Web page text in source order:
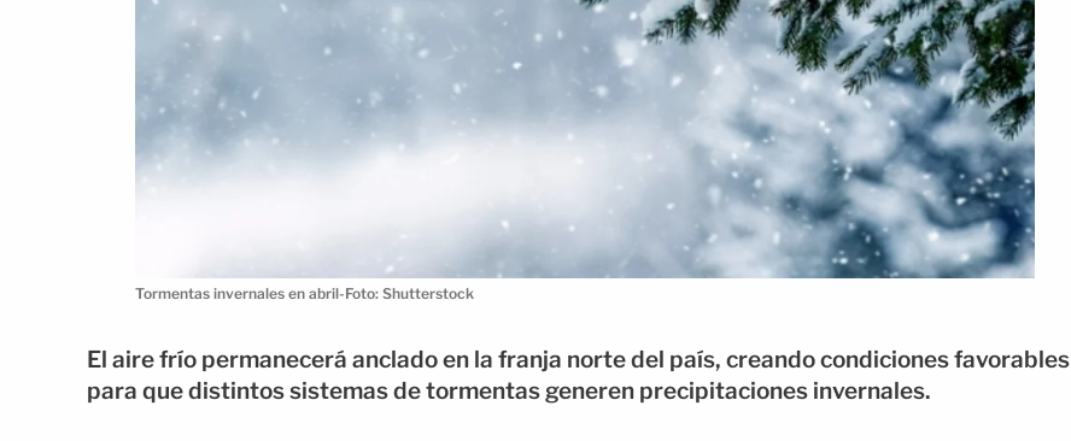
Tormentas invernales en abril-Foto: Shutterstock
El aire frío permanecerá anclado en la franja norte del país, creando condiciones favorables
para que distintos sistemas de tormentas generen precipitaciones invernales.